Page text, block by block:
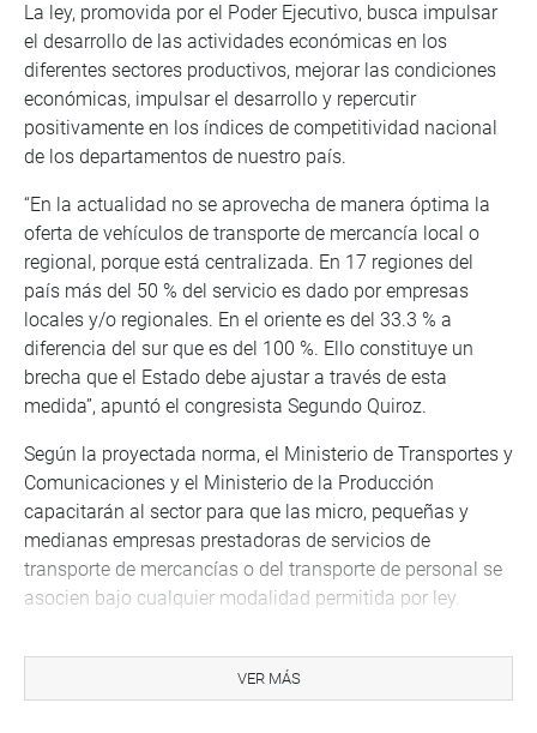
La ley, promovida por el Poder Ejecutivo, busca impulsar
el desarrollo de las actividades económicas en los
diferentes sectores productivos, mejorar las condiciones
económicas, impulsar el desarrollo y repercutir
positivamente en los índices de competitividad nacional
de los departamentos de nuestro país.
“En la actualidad no se aprovecha de manera óptima la
oferta de vehículos de transporte de mercancía local o
regional, porque está centralizada. En 17 regiones del
país más del 50 % del servicio es dado por empresas
locales y/o regionales. En el oriente es del 33.3 % a
diferencia del sur que es del 100 %. Ello constituye un
brecha que el Estado debe ajustar a través de esta
medida”, apuntó el congresista Segundo Quiroz.
Según la proyectada norma, el Ministerio de Transportes y
Comunicaciones y el Ministerio de la Producción
capacitarán al sector para que las micro, pequeñas y
medianas empresas prestadoras de servicios de
transporte de mercancías o del transporte de personal se
asocien bajo cualquier modalidad permitida por ley.
empresarial, generar economías colaborativas y así
puedan ofrecer el servicio de acuerdo a las características
VER MÁS